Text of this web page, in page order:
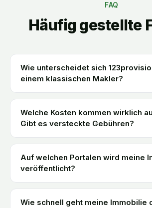
FAQ
Häufig gestellte
Wie unterscheidet sich
einem klassischen Makler?
Welche Kosten kommen wirklich
Gibt es versteckte Gebühren?
Auf welchen Portalen wird meine
veröffentlicht?
Wie schnell geht meine Immobilie